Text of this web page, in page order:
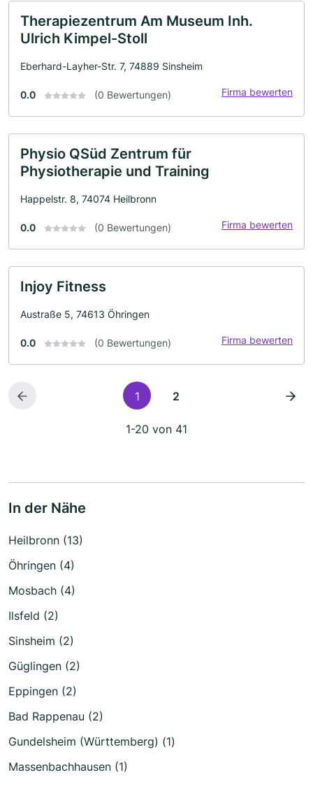
Therapiezentrum Am Museum Inh.
Ulrich Kimpel-Stoll
Eberhard-Layher-Str. 7, 74889 Sinsheim
0.0 (0 Bewertungen) Firma bewerten
Physio QSüd Zentrum für
Physiotherapie und Training
Happelstr. 8, 74074 Heilbronn
0.0 (0 Bewertungen) Firma bewerten
Injoy Fitness
Austraße 5, 74613 Öhringen
0.0 (0 Bewertungen) Firma bewerten
1 2
1-20 von 41
In der Nähe
Heilbronn (13)
Öhringen (4)
Mosbach (4)
Ilsfeld (2)
Sinsheim (2)
Güglingen (2)
Eppingen (2)
Bad Rappenau (2)
Gundelsheim (Württemberg) (1)
Massenbachhausen (1)